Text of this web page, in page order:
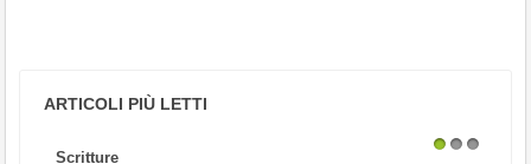
ARTICOLI PIÙ LETTI
Scritture